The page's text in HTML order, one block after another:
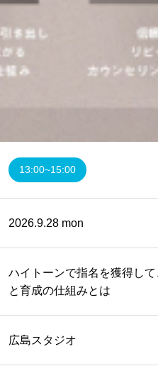
13:00~15:00
2026.9.28 mon
ハイトーンで指名を獲得し
と育成の仕組みとは
広島スタジオ